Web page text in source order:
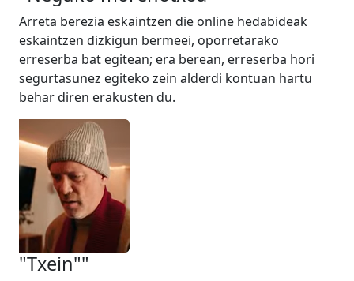
Arreta berezia eskaintzen die online hedabideak
eskaintzen dizkigun bermeei, oporretarako
erreserba bat egitean; era berean, erreserba hori
segurtasunez egiteko zein alderdi kontuan hartu
behar diren erakusten du.
"Txein""